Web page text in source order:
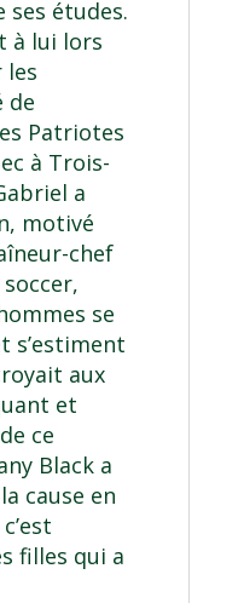
études.
à lui lors
les
de
Patriotes
à Trois-
a
motivé
chef
se
s’estiment
aux
et
ce
Black a
cause en
filles qui a